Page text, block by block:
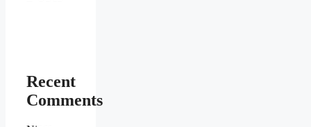
Recent
Comments